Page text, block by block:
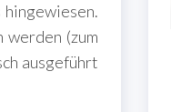
werden (zum
ausgeführt